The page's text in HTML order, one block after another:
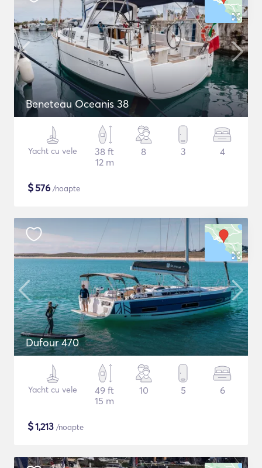
Beneteau Oceanis 38
Yacht cu vele
38 ft
12 m
8 3 4
$576 /noapte
Dufour 470
Yacht cu vele
49 ft
15 m
10 5 6
$1,213 /noapte